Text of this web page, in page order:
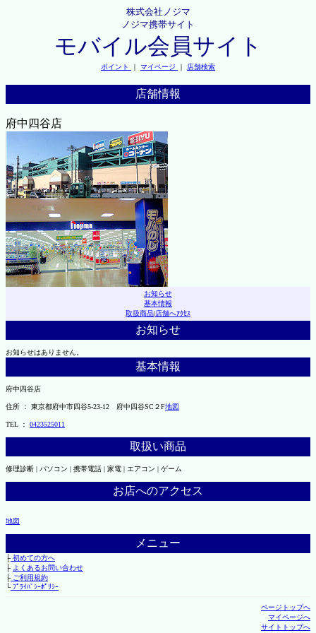
株式会社ノジマ
ノジマ携帯サイト
モバイル会員サイト
ポイント ｜ マイページ ｜ 店舗検索
店舗情報
府中四谷店
お知らせ
基本情報
取扱商品|店舗へｱｸｾｽ
お知らせ
お知らせはありません。
基本情報
府中四谷店
住所 ： 東京都府中市四谷5-23-12 府中四谷SC２F地図
TEL ： 0423525011
取扱い商品
修理診断 | パソコン | 携帯電話 | 家電 | エアコン | ゲーム
お店へのアクセス
地図
メニュー
├初めての方へ
├ よくあるお問い合わせ
├ご利用規約
└ﾌﾟﾗｲﾊﾞｼｰﾎﾟﾘｼｰ
ページトップへ
マイページへ
サイトトップへ